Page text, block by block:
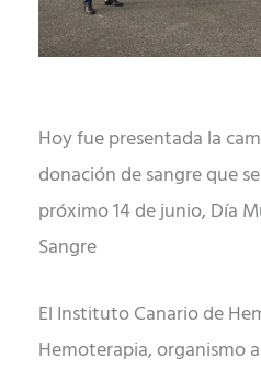
Hoy fue presentada la
donación de sangre que
próximo 14 de junio, Día
Sangre
El Instituto Canario de
Hemoterapia, organismo